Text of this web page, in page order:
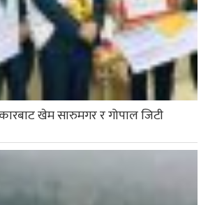
खेम सारुमगर र गोपाल जिटी